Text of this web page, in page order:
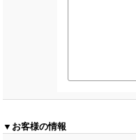
▼お客様の情報